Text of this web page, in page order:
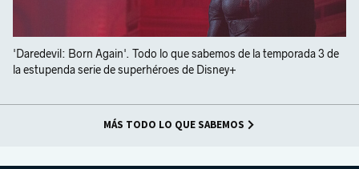
'Daredevil: Born Again'. Todo lo que sabemos de la temporada 3 de
la estupenda serie de superhéroes de Disney+
MÁS TODO LO QUE SABEMOS